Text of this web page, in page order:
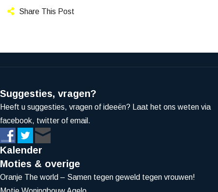
Share This Post
Suggesties, vragen?
Heeft u suggesties, vragen of ideeën? Laat het ons weten via
facebook, twitter of email.
Kalender
Moties & overige
Oranje The world – Samen tegen geweld tegen vrouwen!